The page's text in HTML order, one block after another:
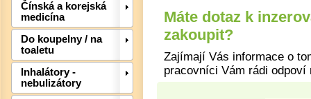
Čínská a korejská
medicína
Do koupelny / na
toaletu
Inhalátory -
nebulizátory
Máte dotaz k
zakoupit?
Zajímají Vás informace o
pracovníci Vám rádi odpoví